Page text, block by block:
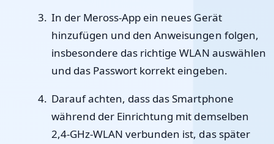
In der Meross-App ein neues Gerät
hinzufügen und den Anweisungen folgen,
insbesondere das richtige WLAN auswählen
und das Passwort korrekt eingeben.
Darauf achten, dass das Smartphone
während der Einrichtung mit demselben
2,4-GHz-WLAN verbunden ist, das später